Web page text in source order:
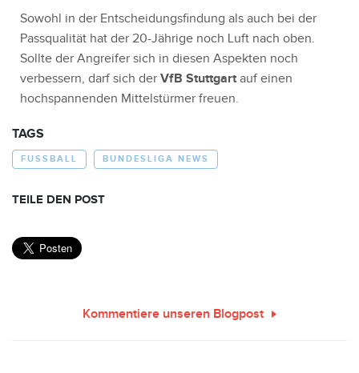
Sowohl in der Entscheidungsfindung als auch bei der
Passqualität hat der 20-Jährige noch Luft nach oben.
Sollte der Angreifer sich in diesen Aspekten noch
verbessern, darf sich der VfB Stuttgart auf einen
hochspannenden Mittelstürmer freuen.
TAGS
FUSSBALL BUNDESLIGA NEWS
TEILE DEN POST
Kommentiere unseren Blogpost